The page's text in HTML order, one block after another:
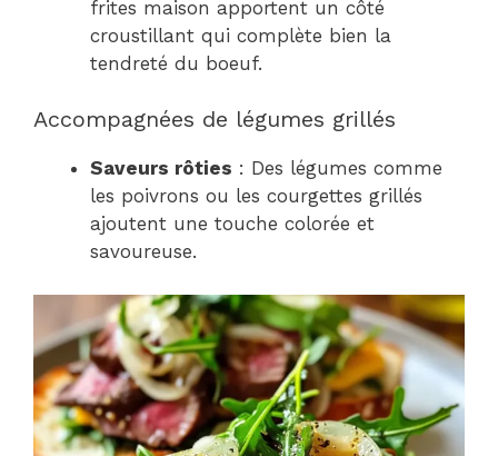
frites maison apportent un côté
croustillant qui complète bien la
tendreté du boeuf.
Accompagnées de légumes grillés
Saveurs rôties : Des légumes comme
les poivrons ou les courgettes grillés
ajoutent une touche colorée et
savoureuse.